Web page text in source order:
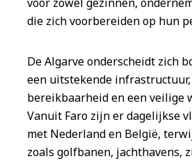
die zich voorbereiden op hun
De Algarve onderscheidt zich
een uitstekende
bereikbaarheid en een veilige
Vanuit Faro zijn er dagelijkse
met Nederland en België,
zoals golfbanen, jachthavens,